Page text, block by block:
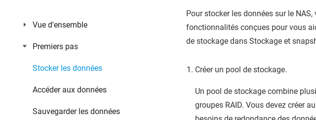
Vue d'ensemble
Premiers pas
Stocker les données
Accéder aux données
Sauvegarder les données
Pour stocker les données sur le
fonctionnalités conçues pour vous
de stockage dans Stockage et
Créer un pool de stockage.
Un pool de stockage combine
groupes RAID. Vous devez créer